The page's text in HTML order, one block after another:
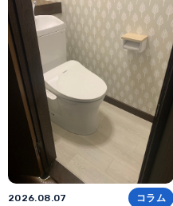
2026.08.07 コラム